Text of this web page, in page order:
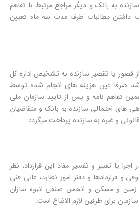
به بانک و دیگر مراجع مرتبط با تفاهم
داشتن مطالبات ظرف مدت سه ماه تعیین
از قصور یا تقصیر سازنده به تشخیص اداره کل
صرفا عین هزینه های انجام شده توسط
تفاهم نامه و پس از تایید سازمان ملی
های احتمالی سازنده به بانک و متقاضیان
و غیره به سازنده پرداخت میگردد.
یا تعبیر و تفسیر مفاد این قرارداد، نظر
و قراردادها و دفتر امور نظارت عالی فنی
زمین و مسکن و انجمن صنفی انبوه سازان
برای طرفین لازم الاتباع است.